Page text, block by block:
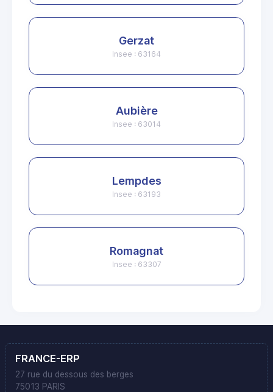
Gerzat
Insee : 63164
Aubière
Insee : 63014
Lempdes
Insee : 63193
Romagnat
Insee : 63307
FRANCE-ERP
27 rue du dessous des berges
75013 PARIS